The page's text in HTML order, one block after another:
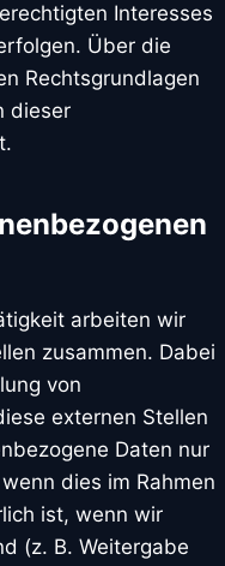
Interesses
Über die
Rechtsgrundlagen
dieser
arbeiten wir
zusammen. Dabei
von
externen Stellen
Daten nur
dies im Rahmen
ist, wenn wir
(z. B. Weitergabe